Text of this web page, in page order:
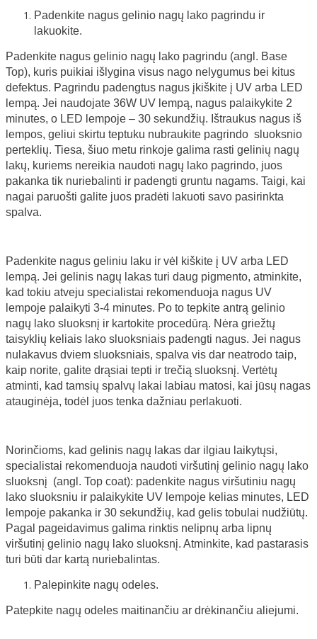
Padenkite nagus gelinio nagų lako pagrindu ir
lakuokite.
Padenkite nagus gelinio nagų lako pagrindu (angl. Base
Top), kuris puikiai išlygina visus nago nelygumus bei kitus
defektus. Pagrindu padengtus nagus įkiškite į UV arba LED
lempą. Jei naudojate 36W UV lempą, nagus palaikykite 2
minutes, o LED lempoje – 30 sekundžių. Ištraukus nagus iš
lempos, geliui skirtu teptuku nubraukite pagrindo sluoksnio
perteklių. Tiesa, šiuo metu rinkoje galima rasti gelinių nagų
lakų, kuriems nereikia naudoti nagų lako pagrindo, juos
pakanka tik nuriebalinti ir padengti gruntu nagams. Taigi, kai
nagai paruošti galite juos pradėti lakuoti savo pasirinkta
spalva.
Padenkite nagus geliniu laku ir vėl kiškite į UV arba LED
lempą. Jei gelinis nagų lakas turi daug pigmento, atminkite,
kad tokiu atveju specialistai rekomenduoja nagus UV
lempoje palaikyti 3-4 minutes. Po to tepkite antrą gelinio
nagų lako sluoksnį ir kartokite procedūrą. Nėra griežtų
taisyklių keliais lako sluoksniais padengti nagus. Jei nagus
nulakavus dviem sluoksniais, spalva vis dar neatrodo taip,
kaip norite, galite drąsiai tepti ir trečią sluoksnį. Vertėtų
atminti, kad tamsių spalvų lakai labiau matosi, kai jūsų nagas
atauginėja, todėl juos tenka dažniau perlakuoti.
Norinčioms, kad gelinis nagų lakas dar ilgiau laikytųsi,
specialistai rekomenduoja naudoti viršutinį gelinio nagų lako
sluoksnį (angl. Top coat): padenkite nagus viršutiniu nagų
lako sluoksniu ir palaikykite UV lempoje kelias minutes, LED
lempoje pakanka ir 30 sekundžių, kad gelis tobulai nudžiūtų.
Pagal pageidavimus galima rinktis nelipnų arba lipnų
viršutinį gelinio nagų lako sluoksnį. Atminkite, kad pastarasis
turi būti dar kartą nuriebalintas.
Palepinkite nagų odeles.
Patepkite nagų odeles maitinančiu ar drėkinančiu aliejumi.